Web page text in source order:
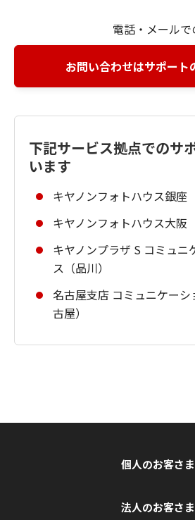
電話・メールで
お問い合わせはサポート
下記サービス拠点でのサ
います
キヤノンフォトハウス銀座
キヤノンフォトハウス大阪
キヤノンプラザ S コミュニ
ス（品川）
名古屋支店 コミュニケーシ
古屋）
個人のお客さま
法人のお客さま